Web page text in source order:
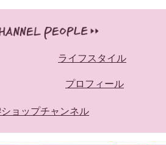
ライフスタイル
プロフィール
ショップチャンネル